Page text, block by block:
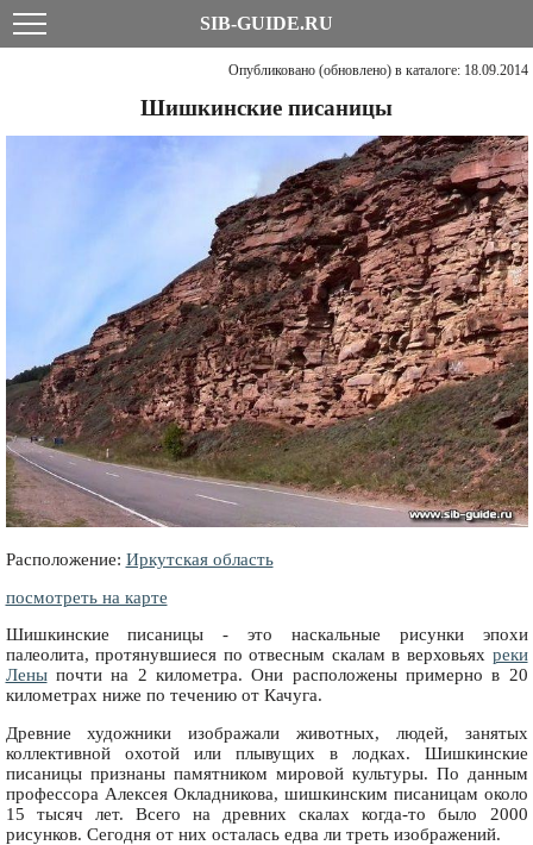
SIB-GUIDE.RU
Опубликовано (обновлено) в каталоге: 18.09.2014
Шишкинские писаницы
Расположение: Иркутская область
посмотреть на карте
Шишкинские писаницы - это наскальные рисунки эпохи
палеолита, протянувшиеся по отвесным скалам в верховьях реки
Леныпочти на 2 километра. Они расположены примерно в 20
километрах ниже по течению от Качуга.
Древние художники изображали животных, людей, занятых
коллективной охотой или плывущих в лодках. Шишкинские
писаницы признаны памятником мировой культуры. По данным
профессора Алексея Окладникова, шишкинским писаницам около
15 тысяч лет. Всего на древних скалах когда-то было 2000
рисунков. Сегодня от них осталась едва ли треть изображений.